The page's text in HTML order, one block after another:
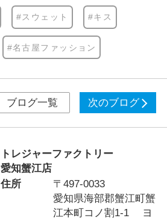
#スウェット #キス
#名古屋ファッション
ブログ一覧 次のブログ
トレジャーファクトリー
愛知蟹江店
住所
〒497-0033
愛知県海部郡蟹江町蟹
江本町コノ割1-1 ヨ